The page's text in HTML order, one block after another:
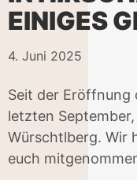
EINIGES
4. Juni 2025
Seit der Eröffnung
letzten
Würschtlberg. Wir
euch